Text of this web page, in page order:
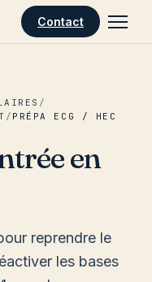
Contact
/
/ PRÉPA ECG / HEC
en
reprendre le
les bases